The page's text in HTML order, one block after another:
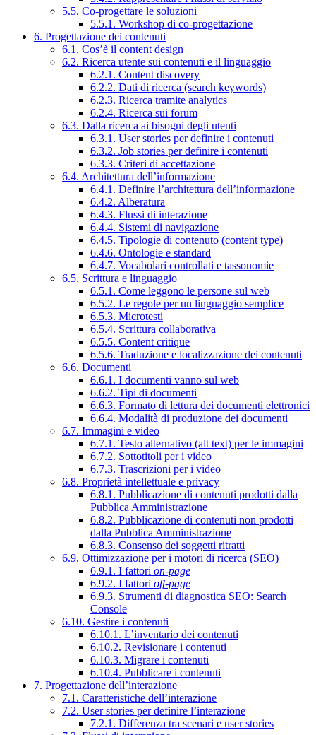
5.5. Co-progettare le soluzioni
5.5.1. Workshop di co-progettazione
6. Progettazione dei contenuti
6.1. Cos’è il content design
6.2. Ricerca utente sui contenuti e il linguaggio
6.2.1. Content discovery
6.2.2. Dati di ricerca (search keywords)
6.2.3. Ricerca tramite analytics
6.2.4. Ricerca sui forum
6.3. Dalla ricerca ai bisogni degli utenti
6.3.1. User stories per definire i contenuti
6.3.2. Job stories per definire i contenuti
6.3.3. Criteri di accettazione
6.4. Architettura dell’informazione
6.4.1. Definire l’architettura dell’informazione
6.4.2. Alberatura
6.4.3. Flussi di interazione
6.4.4. Sistemi di navigazione
6.4.5. Tipologie di contenuto (content type)
6.4.6. Ontologie e standard
6.4.7. Vocabolari controllati e tassonomie
6.5. Scrittura e linguaggio
6.5.1. Come leggono le persone sul web
6.5.2. Le regole per un linguaggio semplice
6.5.3. Microtesti
6.5.4. Scrittura collaborativa
6.5.5. Content critique
6.5.6. Traduzione e localizzazione dei contenuti
6.6. Documenti
6.6.1. I documenti vanno sul web
6.6.2. Tipi di documenti
6.6.3. Formato di lettura dei documenti elettronici
6.6.4. Modalità di produzione dei documenti
6.7. Immagini e video
6.7.1. Testo alternativo (alt text) per le immagini
6.7.2. Sottotitoli per i video
6.7.3. Trascrizioni per i video
6.8. Proprietà intellettuale e privacy
6.8.1. Pubblicazione di contenuti prodotti dalla
Pubblica Amministrazione
6.8.2. Pubblicazione di contenuti non prodotti
dalla Pubblica Amministrazione
6.8.3. Consenso dei soggetti ritratti
6.9. Ottimizzazione per i motori di ricerca (SEO)
6.9.1. I fattori on-page
6.9.2. I fattori off-page
6.9.3. Strumenti di diagnostica SEO: Search
Console
6.10. Gestire i contenuti
6.10.1. L’inventario dei contenuti
6.10.2. Revisionare i contenuti
6.10.3. Migrare i contenuti
6.10.4. Pubblicare i contenuti
7. Progettazione dell’interazione
7.1. Caratteristiche dell’interazione
7.2. User stories per definire l’interazione
7.2.1. Differenza tra scenari e user stories